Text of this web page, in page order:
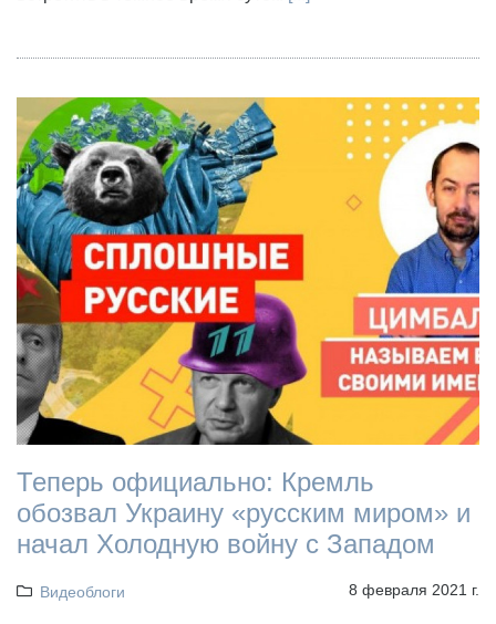
Теперь официально: Кремль
обозвал Украину «русским миром» и
начал Холодную войну с Западом
Видеоблоги 8 февраля 2021 г.